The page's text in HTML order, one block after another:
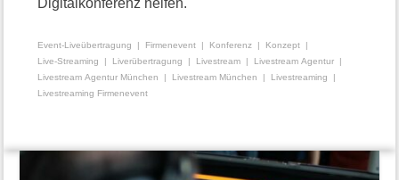
Digitalkonferenz helfen.
Event-Liveübertragung Firmenevent Konferenz
Konzept
Live-Streaming
Liverübertragung Livestream
Livestream Agentur
Livestream Agentur München
Livestream München
Livestreaming
Livestreaming Firmenevent